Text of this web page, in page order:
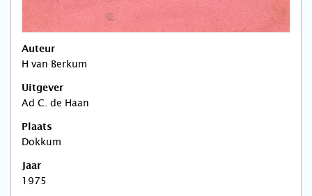
Auteur
H van Berkum
Uitgever
Ad C. de Haan
Plaats
Dokkum
Jaar
1975